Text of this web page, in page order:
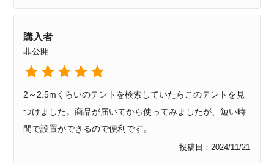
購入者
非公開
投稿日 2024/11/21
2～2.5mくらいのテントを検索していたらこのテントを見
つけました。商品が届いてから使ってみましたが、短い時
間で設置ができるので便利です。